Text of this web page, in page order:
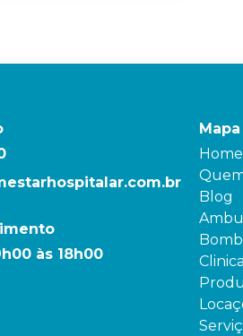
às 18h00
Blog